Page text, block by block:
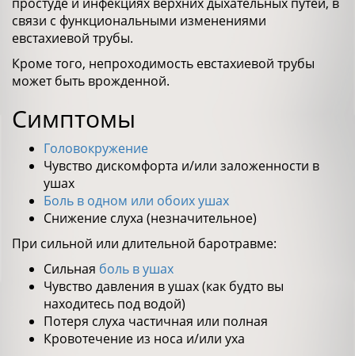
связи с функциональными изменениями
евстахиевой трубы.
Кроме того, непроходимость евстахиевой трубы
может быть врожденной.
Симптомы
Головокружение
Чувство дискомфорта и/или заложенности в
ушах
Боль в одном или обоих ушах
Снижение слуха (незначительное)
При сильной или длительной баротравме:
Сильная боль в ушах
Чувство давления в ушах (как будто вы
находитесь под водой)
Потеря слуха частичная или полная
Кровотечение из носа и/или уха